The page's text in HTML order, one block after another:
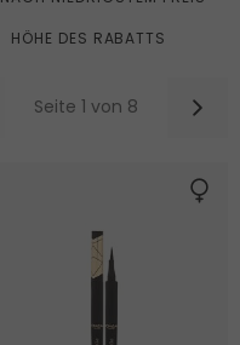
HÖHE DES RABATTS
Seite 1 von 8